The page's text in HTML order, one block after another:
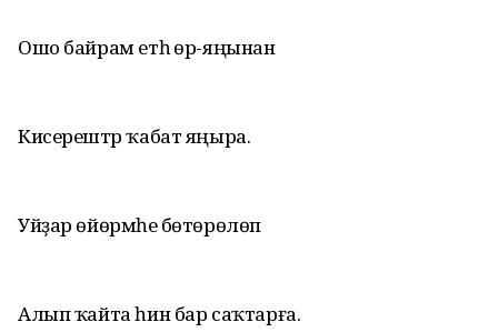
Ошо байрам етһә өр-яңынан
Кисерештәр ҡабат яңыра.
Уйҙар өйөрмәһе бөтөрөлөп
Алып ҡайта һин бар саҡтарға.